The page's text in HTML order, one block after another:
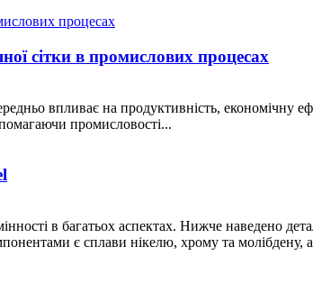
сітки в промислових процесах
впливає на продуктивність, економічну
промисловості...
в багатьох аспектах. Нижче наведено
є сплави нікелю, хрому та молібдену,